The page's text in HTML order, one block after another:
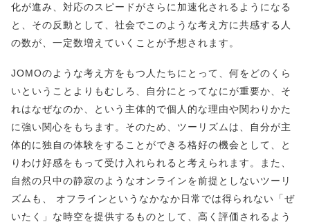
化が進み、対応のスピードがさらに加速化されるようになる
と、その反動として、社会でこのような考え方に共感する人
の数が、一定数増えていくことが予想されます。
JOMOのような考え方をもつ人たちにとって、何をどのくら
いということよりもむしろ、自分にとってなにが重要か、そ
れはなぜなのか、という主体的で個人的な理由や関わりかた
に強い関心をもちます。そのため、ツーリズムは、自分が主
体的に独自の体験をすることができる格好の機会として、と
りわけ好感をもって受け入れられると考えられます。また、
自然の只中の静寂のようなオンラインを前提としないツーリ
ズムも、 オフラインというなかなか日常では得られない「ぜ
いたく」な時空を提供するものとして、高く評価されるよう